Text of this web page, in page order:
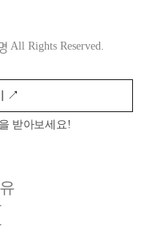
All Rights Reserved.
↗︎
받아보세요!